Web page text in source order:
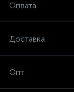
Оплата
Доставка
Опт